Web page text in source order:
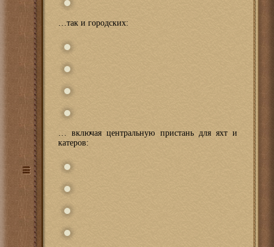
…так и городских:
… включая центральную пристань для яхт и
катеров: